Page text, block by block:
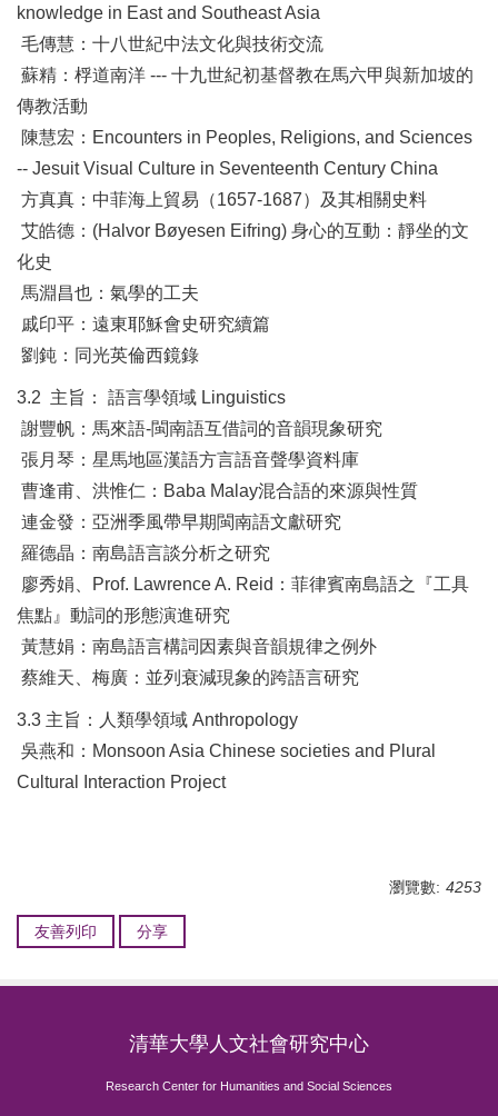
knowledge in East and Southeast Asia
毛傳慧：十八世紀中法文化與技術交流
蘇精：桴道南洋 --- 十九世紀初基督教在馬六甲與新加坡的
傳教活動
陳慧宏：Encounters in Peoples, Religions, and Sciences
-- Jesuit Visual Culture in Seventeenth Century China
方真真：中菲海上貿易（1657-1687）及其相關史料
艾皓德：(Halvor Bøyesen Eifring) 身心的互動：靜坐的文
化史
馬淵昌也：氣學的工夫
戚印平：遠東耶穌會史研究續篇
劉鈍：同光英倫西鏡錄
3.2 主旨： 語言學領域 Linguistics
謝豐帆：馬來語-閩南語互借詞的音韻現象研究
張月琴：星馬地區漢語方言語音聲學資料庫
曹逢甫、洪惟仁：Baba Malay混合語的來源與性質
連金發：亞洲季風帶早期閩南語文獻研究
羅德晶：南島語言談分析之研究
廖秀娟、Prof. Lawrence A. Reid：菲律賓南島語之『工具
焦點』動詞的形態演進研究
黃慧娟：南島語言構詞因素與音韻規律之例外
蔡維天、梅廣：並列衰減現象的跨語言研究
3.3 主旨：人類學領域 Anthropology
吳燕和：Monsoon Asia Chinese societies and Plural
Cultural Interaction Project
瀏覽數: 4253
友善列印 分享
清華大學人文社會研究中心
Research Center for Humanities and Social Sciences